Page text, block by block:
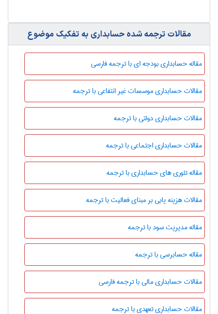
مقالات ترجمه شده حسابداری به تفکیک موضوع
مقاله حسابداری بودجه ای با ترجمه فارسی
مقالات حسابداری موسسات غیر انتفاعی با ترجمه
مقالات حسابداری دولتی با ترجمه
مقالات حسابداری اجتماعی با ترجمه
مقاله تئوری های حسابداری با ترجمه
مقالات هزینه یابی بر مبنای فعالیت با ترجمه
مقاله مدیریت سود با ترجمه
مقاله حسابرسی با ترجمه
مقالات حسابداری مالی با ترجمه فارسی
مقالات حسابداری تعهدی با ترجمه